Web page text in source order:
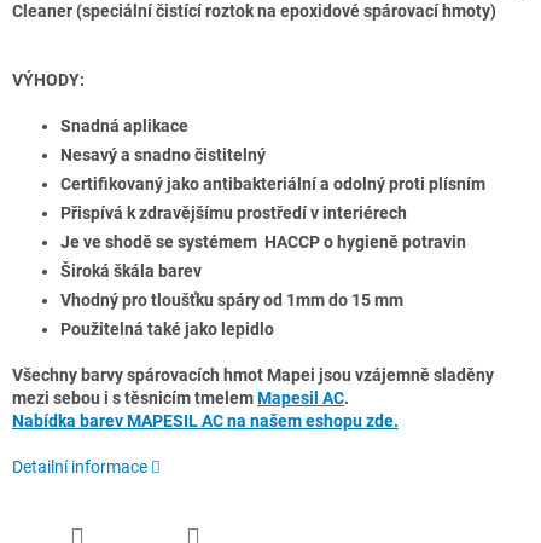
Cleaner (speciální čistící roztok na epoxidové spárovací hmoty)
VÝHODY:
Snadná aplikace
Nesavý a snadno čistitelný
Certifikovaný jako antibakteriální a odolný proti plísním
Přispívá k zdravějšímu prostředí v interiérech
Je ve shodě se systémem HACCP o hygieně potravin
Široká škála barev
Vhodný pro tloušťku spáry od 1mm do 15 mm
Použitelná také jako lepidlo
Všechny barvy spárovacích hmot Mapei jsou vzájemně sladěny
mezi sebou i s těsnicím tmelemMapesil AC.
Nabídka barev MAPESIL AC na našem eshopu zde.
Detailní informace